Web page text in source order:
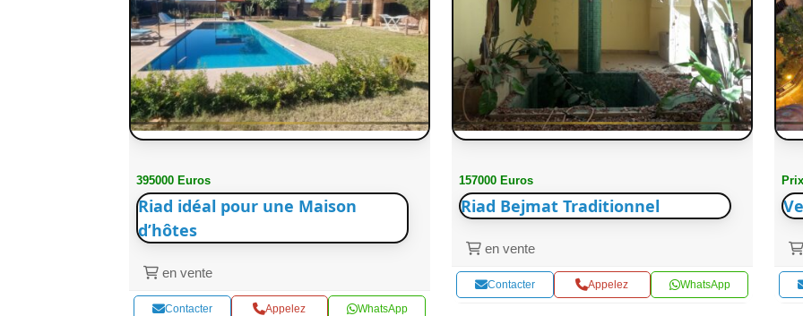
395000 Euros
Riad idéal pour une Maison
d’hôtes
en vente
Contacter Appelez WhatsApp
157000 Euros
Riad Bejmat Traditionnel
en vente
Contacter Appelez WhatsApp